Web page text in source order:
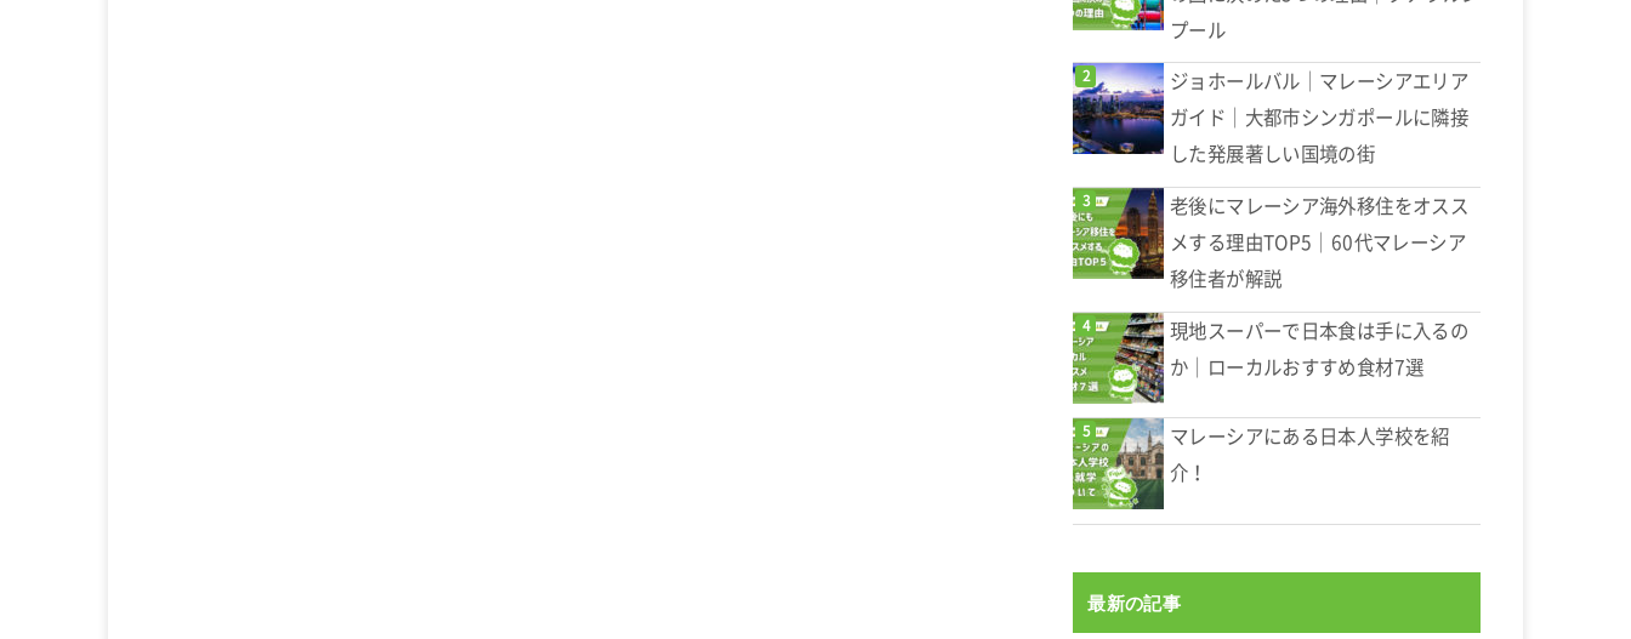
プール
ジョホールバル｜マレーシアエリア
ガイド｜大都市シンガポールに隣接
した発展著しい国境の街
老後にマレーシア海外移住をオスス
メする理由TOP5｜60代マレーシア
移住者が解説
現地スーパーで日本食は手に入るの
か｜ローカルおすすめ食材7選
マレーシアにある日本人学校を紹
介！
最新の記事